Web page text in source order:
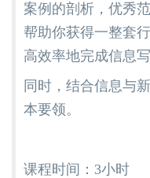
案例的剖析，优秀
帮助你获得一整套
高效率地完成信息写
同时，结合信息与
本要领。
课程时间：3小时